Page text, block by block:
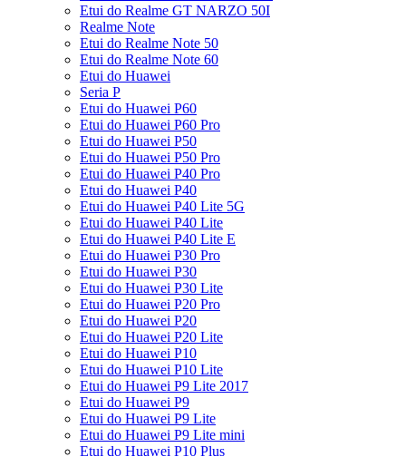
Etui do Realme GT NARZO 50I
Realme Note
Etui do Realme Note 50
Etui do Realme Note 60
Etui do Huawei
Seria P
Etui do Huawei P60
Etui do Huawei P60 Pro
Etui do Huawei P50
Etui do Huawei P50 Pro
Etui do Huawei P40 Pro
Etui do Huawei P40
Etui do Huawei P40 Lite 5G
Etui do Huawei P40 Lite
Etui do Huawei P40 Lite E
Etui do Huawei P30 Pro
Etui do Huawei P30
Etui do Huawei P30 Lite
Etui do Huawei P20 Pro
Etui do Huawei P20
Etui do Huawei P20 Lite
Etui do Huawei P10
Etui do Huawei P10 Lite
Etui do Huawei P9 Lite 2017
Etui do Huawei P9
Etui do Huawei P9 Lite
Etui do Huawei P9 Lite mini
Etui do Huawei P10 Plus